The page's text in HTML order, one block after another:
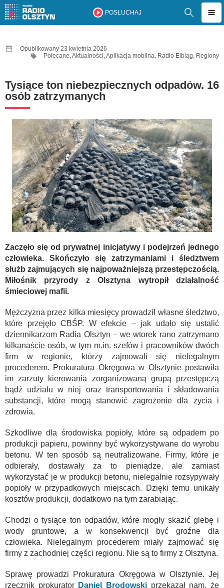
POSŁUCHAJ
Opublikowany 23 kwietnia 2026
Polecane,Aktualności,Aplikacja mobilna, Radio Elbląg, Regiony
Tysiące ton niebezpiecznych odpadów. 16
osób zatrzymanych
Zaczęło się od prywatnej inicjatywy i podejrzeń jednego
człowieka. Skończyło się zatrzymaniami i śledztwem
służb zajmujących się najpoważniejszą przestępczością.
Miłośnik przyrody z Olsztyna wytropił działalność
śmieciowej mafii.
Mężczyzna przez kilka miesięcy prowadził własne śledztwo,
które przejęło CBŚP. W efekcie – jak udało się ustalić
dziennikarzom Radia Olsztyn – we wtorek rano zatrzymano
kilkanaście osób, w tym m.in. szefów i pracowników dwóch
firm w regionie, którzy zajmowali się nielegalnym
procederem. Prokuratura Okręgowa w Olsztynie postawiła
im zarzuty kierowania zorganizowaną grupą przestępczą
bądź udziału w niej oraz transportowania i składowania
substancji, które mogą stanowić zagrożenie dla życia i
zdrowia.
Szkodliwe dla środowiska popioły, które są odpadem po
produkcji papieru, powinny być wykorzystywane do wyrobu
betonu. W ten sposób są neutralizowane. Firmy, które je
odbierały, dostawały za to pieniądze, ale zamiast
wykorzystać je w produkcji betonu, nielegalnie rozsypywały
popioły w przypadkowych miejscach. Dzięki temu unikały
kosztów produkcji, dodatkowo na tym zarabiając.
Chodzi o tysiące ton odpadów, które mogły skazić glebę i
wody gruntowe, a w konsekwencji być groźne dla
człowieka. Nielegalnym procederem miały zajmować się
firmy z zachodniej części regionu. Nie są to firmy z Olsztyna.
Sprawę prowadzi Prokuratura Okręgowa w Olsztynie. Jej
rzecznik prokurator Daniel Brodowski przekazał nam, że